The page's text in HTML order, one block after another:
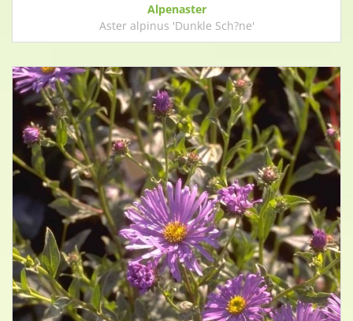
Alpenaster
Aster alpinus 'Dunkle Sch?ne'